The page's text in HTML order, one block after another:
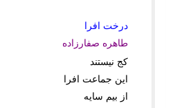
درخت افرا
طاهره صفارزاده
کج نیستند
این جماعت افرا
از بیم سایه